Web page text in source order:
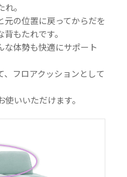
。
元の位置に戻ってからだを
もたれです。
な体勢も快適にサポート
フロアクッションとして
いいただけます。